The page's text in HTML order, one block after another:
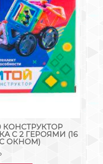
КОНСТРУКТОР
С 2 ГЕРОЯМИ (16
С ОКНОМ)